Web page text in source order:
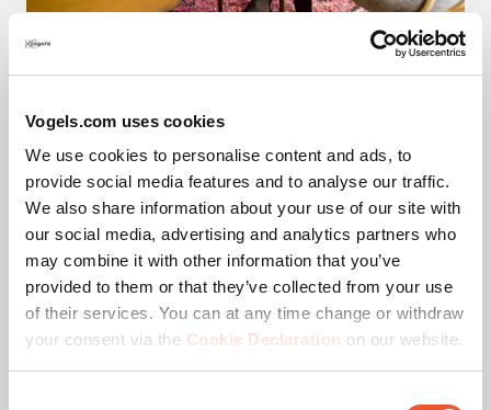
Vogels.com uses cookies
We use cookies to personalise content and ads, to
provide social media features and to analyse our traffic.
We also share information about your use of our site with
our social media, advertising and analytics partners who
may combine it with other information that you’ve
provided to them or that they’ve collected from your use
of their services. You can at any time change or withdraw
your consent via the Cookie Declaration on our website.
télévision